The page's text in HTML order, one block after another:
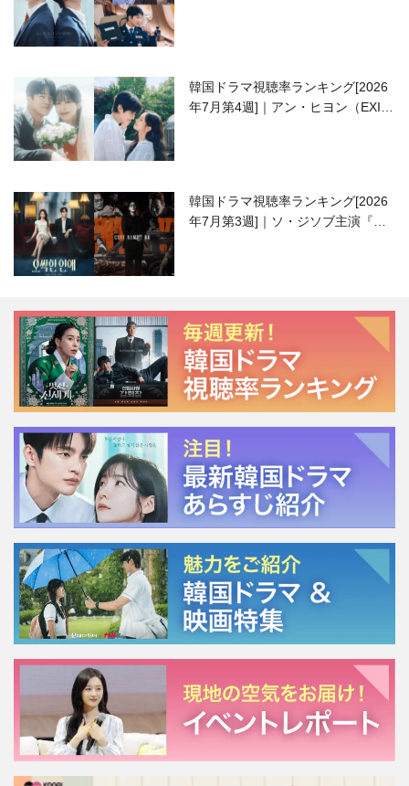
韓国ドラマ視聴率ランキング[2026
年7月第4週]｜アン・ヒヨン（EXID
韓国ドラマ視聴率ランキング[2026
年7月第3週]｜ソ・ジソブ主演『エ